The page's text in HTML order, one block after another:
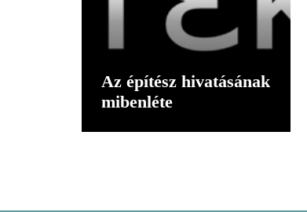
Az építész hivatásának
mibenléte